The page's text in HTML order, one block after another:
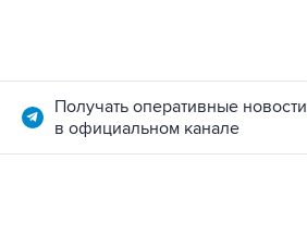
Получать оперативные новости
в официальном канале